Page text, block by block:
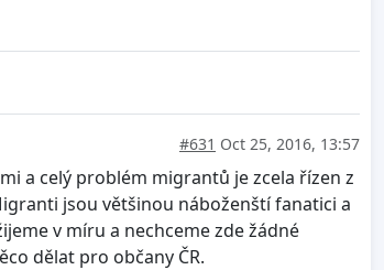
#631 Oct 25, 2016, 13:57
a celý problém migrantů je zcela řízen z
jsou většinou náboženští fanatici a
v míru a nechceme zde žádné
dělat pro občany ČR.